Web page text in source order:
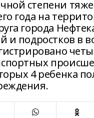
степени
года на
города
и подростков в
4 ребенка